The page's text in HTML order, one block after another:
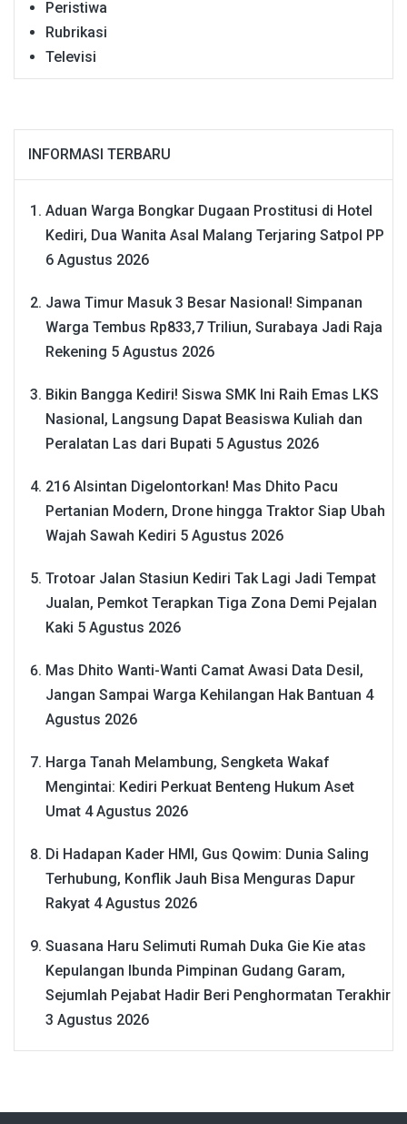
Peristiwa
Rubrikasi
Televisi
INFORMASI TERBARU
Aduan Warga Bongkar Dugaan Prostitusi di Hotel
Kediri, Dua Wanita Asal Malang Terjaring Satpol PP
6 Agustus 2026
Jawa Timur Masuk 3 Besar Nasional! Simpanan
Warga Tembus Rp833,7 Triliun, Surabaya Jadi Raja
Rekening 5 Agustus 2026
Bikin Bangga Kediri! Siswa SMK Ini Raih Emas LKS
Nasional, Langsung Dapat Beasiswa Kuliah dan
Peralatan Las dari Bupati 5 Agustus 2026
216 Alsintan Digelontorkan! Mas Dhito Pacu
Pertanian Modern, Drone hingga Traktor Siap Ubah
Wajah Sawah Kediri 5 Agustus 2026
Trotoar Jalan Stasiun Kediri Tak Lagi Jadi Tempat
Jualan, Pemkot Terapkan Tiga Zona Demi Pejalan
Kaki 5 Agustus 2026
Mas Dhito Wanti-Wanti Camat Awasi Data Desil,
Jangan Sampai Warga Kehilangan Hak Bantuan 4
Agustus 2026
Harga Tanah Melambung, Sengketa Wakaf
Mengintai: Kediri Perkuat Benteng Hukum Aset
Umat 4 Agustus 2026
Di Hadapan Kader HMI, Gus Qowim: Dunia Saling
Terhubung, Konflik Jauh Bisa Menguras Dapur
Rakyat 4 Agustus 2026
Suasana Haru Selimuti Rumah Duka Gie Kie atas
Kepulangan Ibunda Pimpinan Gudang Garam,
Sejumlah Pejabat Hadir Beri Penghormatan Terakhir
3 Agustus 2026